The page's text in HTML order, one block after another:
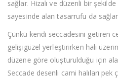
sağlar. Hizalı ve düzenli bir
sayesinde alan tasarrufu da
Çünkü kendi seccadesini getiren
gelişigüzel yerleştirirken halı
düzene göre oluşturulduğu için
Seccade desenli cami halıları